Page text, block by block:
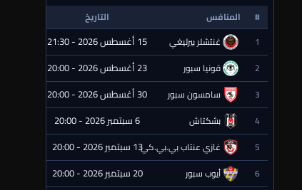
# المنافس التاريخ
1
غنتشلر بيرليغي 15 أغسطس 2026 - 21:30
2 قونيا سبور 23 أغسطس 2026 - 20:00
3 سامسون سبور 30 أغسطس 2026 - 20:00
4 بشكتاش 6 سبتمبر 2026 - 20:00
5 غازي عنتاب بي.بي.كي.13 سبتمبر 2026 - 20:00
6 أيوب سبور 20 سبتمبر 2026 - 20:00